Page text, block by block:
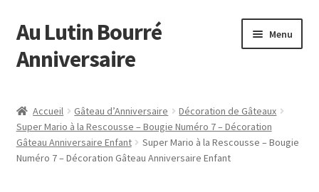
Aller
à
la
Aller
au
contenu
Au Lutin Bourré
Anniversaire
Menu
Astuces et Conseils
Boutique
Accueil Gâteau d’Anniversaire
Décoration de Gâteaux
Super Mario à la Rescousse – Bougie Numéro 7 – Décoration
Gâteau Anniversaire Enfant
Super Mario à la Rescousse – Bougie
Numéro 7 – Décoration Gâteau Anniversaire Enfant